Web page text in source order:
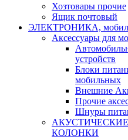
Хозтовары прочие
Ящик почтовый
ЭЛЕКТРОНИКА,
Аксессуары для
устройств
Блоки
мобильных
Внешние
Прочие
Шнуры
КОЛОНКИ